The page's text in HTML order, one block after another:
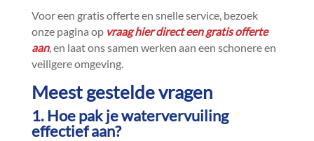
Voor een gratis offerte en snelle service, bezoek
onze pagina op vraag hier direct een gratis offerte
aan, en laat ons samen werken aan een schonere en
veiligere omgeving.​
Meest gestelde vragen
1.​ Hoe pak je watervervuiling
effectief aan?